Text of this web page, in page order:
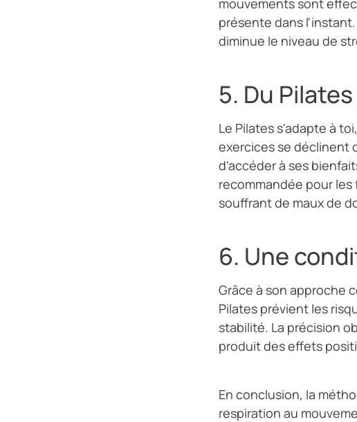
mouvements sont
présente dans
diminue le niveau de
5. Du
Le Pilates s'adapte à
exercices se déclinent
d'accéder à ses
recommandée pour
souffrant de maux de
6. Une
Grâce à son approche
Pilates prévient les
stabilité. La précision
produit des effets
En conclusion, la
respiration au